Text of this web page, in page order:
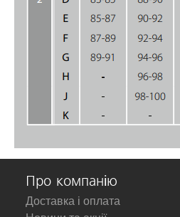
Про компанію
Доставка і оплата